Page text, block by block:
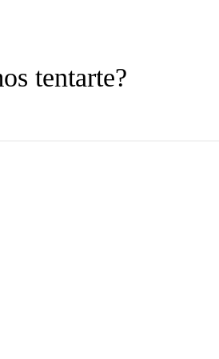
tentarte?